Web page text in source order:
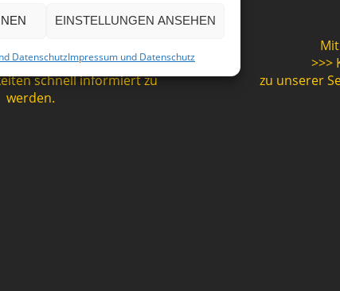
EINSTELLUNGEN ANSEHEN
DatenschutzImpressum und Datenschutz
Feed <<<
schnell informiert zu
werden.
>>>
zu unserer